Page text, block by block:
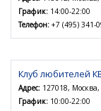
График: 14:00-22:00
Телефон: +7 (495) 341-
Клуб любителей
Адрес: 127018,
График: 10:00-22:00